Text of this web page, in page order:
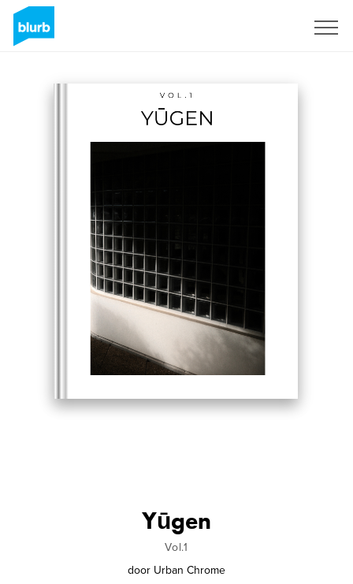
Yūgen
Vol.1
door Urban Chrome